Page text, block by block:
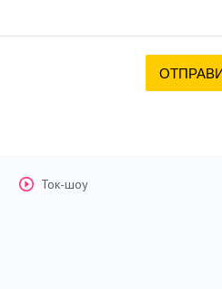
Ток-шоу